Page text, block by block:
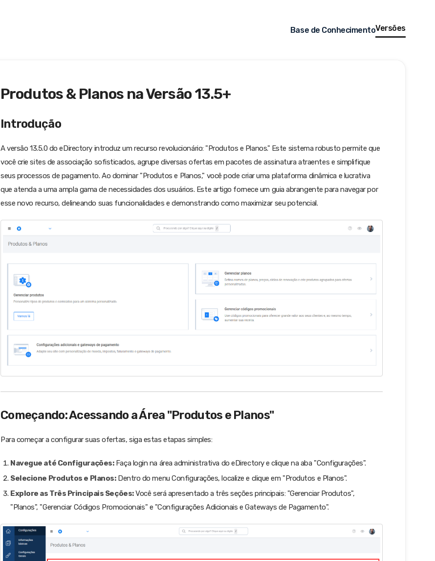
Base de ConhecimentoVersões
Produtos & Planos na Versão 13.5+
Introdução
A versão 13.5.0 do eDirectory introduz um recurso revolucionário: "Produtos e Planos." Este sistema robusto permite que
você crie sites de associação sofisticados, agrupe diversas ofertas em pacotes de assinatura atraentes e simplifique
seus processos de pagamento. Ao dominar "Produtos e Planos," você pode criar uma plataforma dinâmica e lucrativa
que atenda a uma ampla gama de necessidades dos usuários. Este artigo fornece um guia abrangente para navegar por
esse novo recurso, delineando suas funcionalidades e demonstrando como maximizar seu potencial.
Começando: Acessando a Área "Produtos e Planos"
Para começar a configurar suas ofertas, siga estas etapas simples:
Navegue até Configurações:Faça login na área administrativa do eDirectory e clique na aba "Configurações".
Selecione Produtos e Planos:Dentro do menu Configurações, localize e clique em "Produtos e Planos".
Explore as Três Principais Seções:Você será apresentado a três seções principais: "Gerenciar Produtos",
"Planos", "Gerenciar Códigos Promocionais" e "Configurações Adicionais e Gateways de Pagamento".